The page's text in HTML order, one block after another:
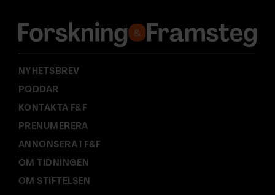
s
:
NYHETSBREV
PODDAR
KONTAKTA F&F
PRENUMERERA
ANNONSERA I F&F
OM TIDNINGEN
OM STIFTELSEN